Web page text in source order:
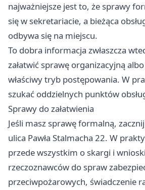
najważniejsze jest to, że sprawy
się w sekretariacie, a bieżąca
odbywa się na miejscu.
To dobra informacja zwłaszcza
załatwić sprawę organizacyjną
właściwy tryb postępowania. W
szukać oddzielnych punktów
Sprawy do załatwienia
Jeśli masz sprawę formalną,
ulica Pawła Stalmacha 22. W
przede wszystkim o skargi i
rzeczoznawców do spraw
przeciwpożarowych, świadczenie